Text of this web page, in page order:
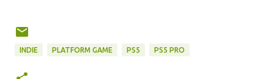
INDIE PLATFORM GAME PS5 PS5 PRO